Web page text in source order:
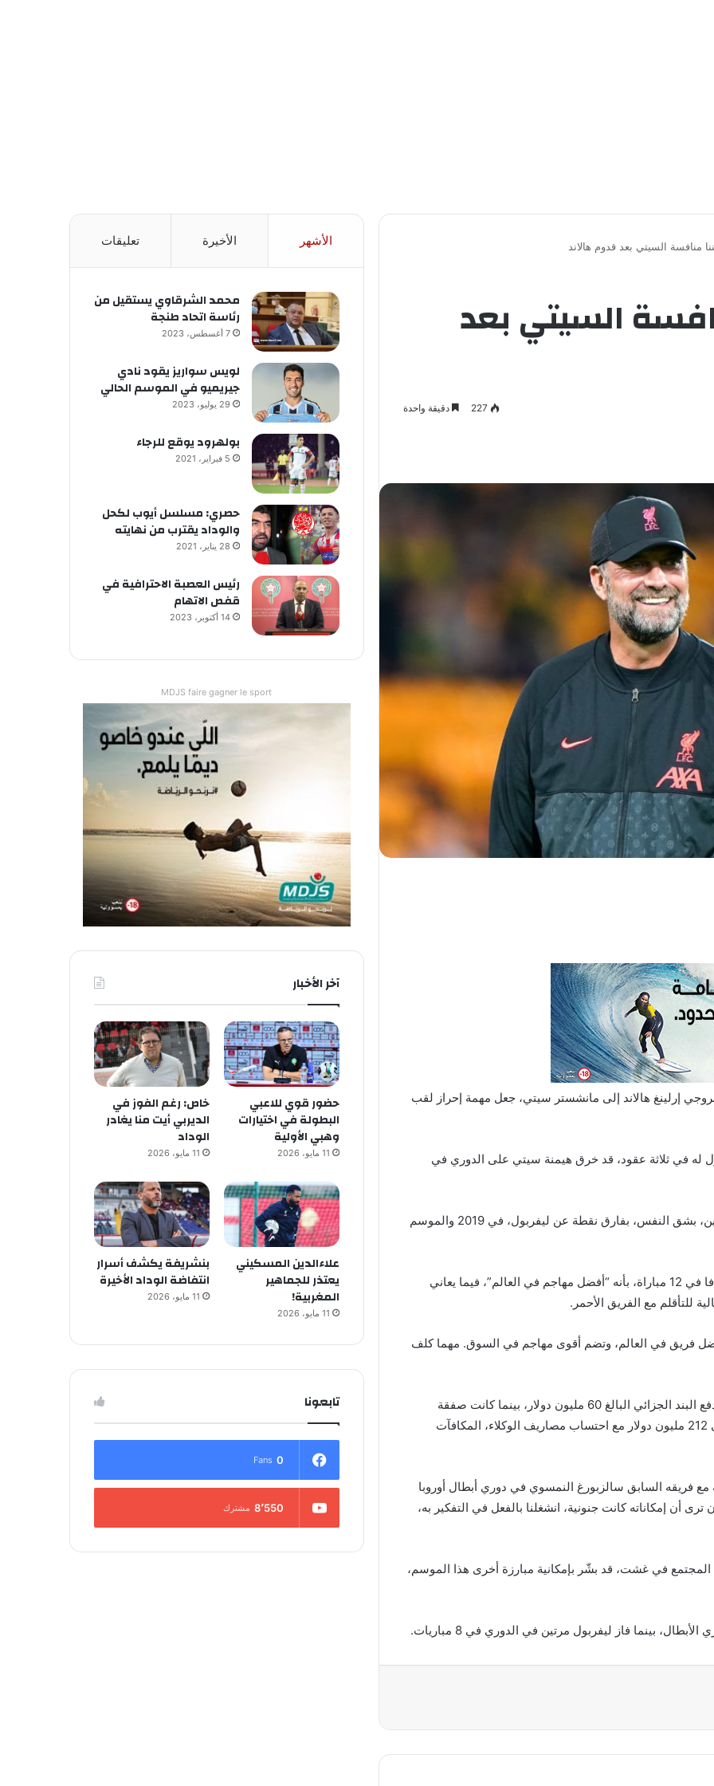
منافسة السيتي بعد قدوم هالاند
السيتي بعد
227 دقيقة واحدة
إرلينغ هالاند إلى مانشستر سيتي، جعل مهمة إحراز لقب
ليفربول بلقب الدوري في موسم 2020، الأول له في ثلاثة عقود، قد خرق هيمنة سيتي على الدوري في
لكن رجال المدرب الإسباني بيب غوارديولا، تفوقوا مرتين، بشق النفس، بفارق نقطة عن ليفربول، في 2019 والموسم
ووصف كلوب النروجي هالاند (22 عاماً)، صاحب 20 هدفا في 12 مباراة، بأنه “أفضل مهاجم في العالم”، فيما يعاني
للتأقلم مع الفريق الأحمر.
فريق في العالم، وتضم أقوى مهاجم في السوق. مهما كلف
وفيما انتقل هالاند من بوروسيا دورتموند الألماني، بعد دفع البند الجزائي البالغ 60 مليون دولار، بينما كانت صفقة
نونييس أعلى، علما أن مجمل انتقال هالاند قد يصل إلى 212 مليون دولار مع احتساب مصاريف الوكلاء، المكافآت
مع فريقه السابق سالزبورغ النمسوي في دوري أبطال أوروبا
أن ترى أن إمكاناته كانت جنونية، انشغلنا بالفعل في التفكير به،
على سيتي 3-1 في مباراة درع المجتمع في غشت، قد بشّر بإمكانية مبارزة أخرى هذا الموسم،
الأشهر الأخيرة تعليقات
محمد الشرقاوي يستقيل من
رئاسة اتحاد طنجة
7 أغسطس، 2023
لويس سواريز يقود نادي
جيريميو في الموسم الحالي
29 يوليو، 2023
بولهرود يوقع للرجاء
5 فبراير، 2021
حصري: مسلسل أيوب لكحل
والوداد يقترب من نهايته
28 يناير، 2021
رئيس العصبة الاحترافية في
قفص الاتهام
14 أكتوبر، 2023
MDJS faire gagner le sport
آخر الأخبار
حضور قوي للاعبي
البطولة في اختيارات
وهبي الأولية
11 مايو، 2026
خاص: رغم الفوز في
الديربي أيت منا يغادر
الوداد
11 مايو، 2026
علاءالدين المسكيني
يعتذر للجماهير
المغربية!
11 مايو، 2026
بنشريفة يكشف أسرار
انتفاضة الوداد الأخيرة
11 مايو، 2026
تابعونا
0
Fans
8٬550 مشترك